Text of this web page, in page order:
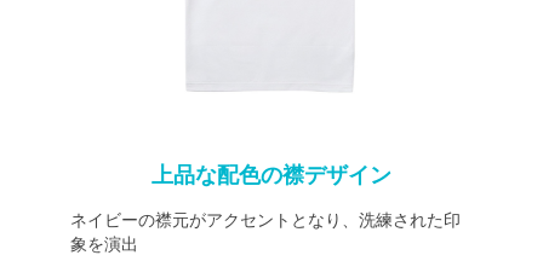
上品な配色の襟デザイン
ネイビーの襟元がアクセントとなり、洗練された印
象を演出